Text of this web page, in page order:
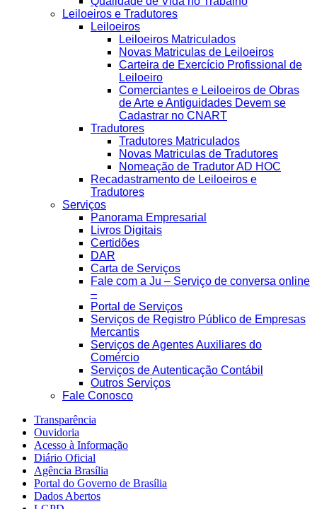
Leiloeiros e Tradutores
Leiloeiros
Leiloeiros Matriculados
Novas Matriculas de Leiloeiros
Carteira de Exercício Profissional de
Leiloeiro
Comerciantes e Leiloeiros de Obras
de Arte e Antiguidades Devem se
Cadastrar no CNART
Tradutores
Tradutores Matriculados
Novas Matriculas de Tradutores
Nomeação de Tradutor AD HOC
Recadastramento de Leiloeiros e
Tradutores
Serviços
Panorama Empresarial
Livros Digitais
Certidões
DAR
Carta de Serviços
Fale com a Ju – Serviço de conversa online
–
Portal de Serviços
Serviços de Registro Público de Empresas
Mercantis
Serviços de Agentes Auxiliares do
Comércio
Serviços de Autenticação Contábil
Outros Serviços
Fale Conosco
Transparência
Ouvidoria
Acesso à Informação
Diário Oficial
Agência Brasília
Portal do Governo de Brasília
Dados Abertos